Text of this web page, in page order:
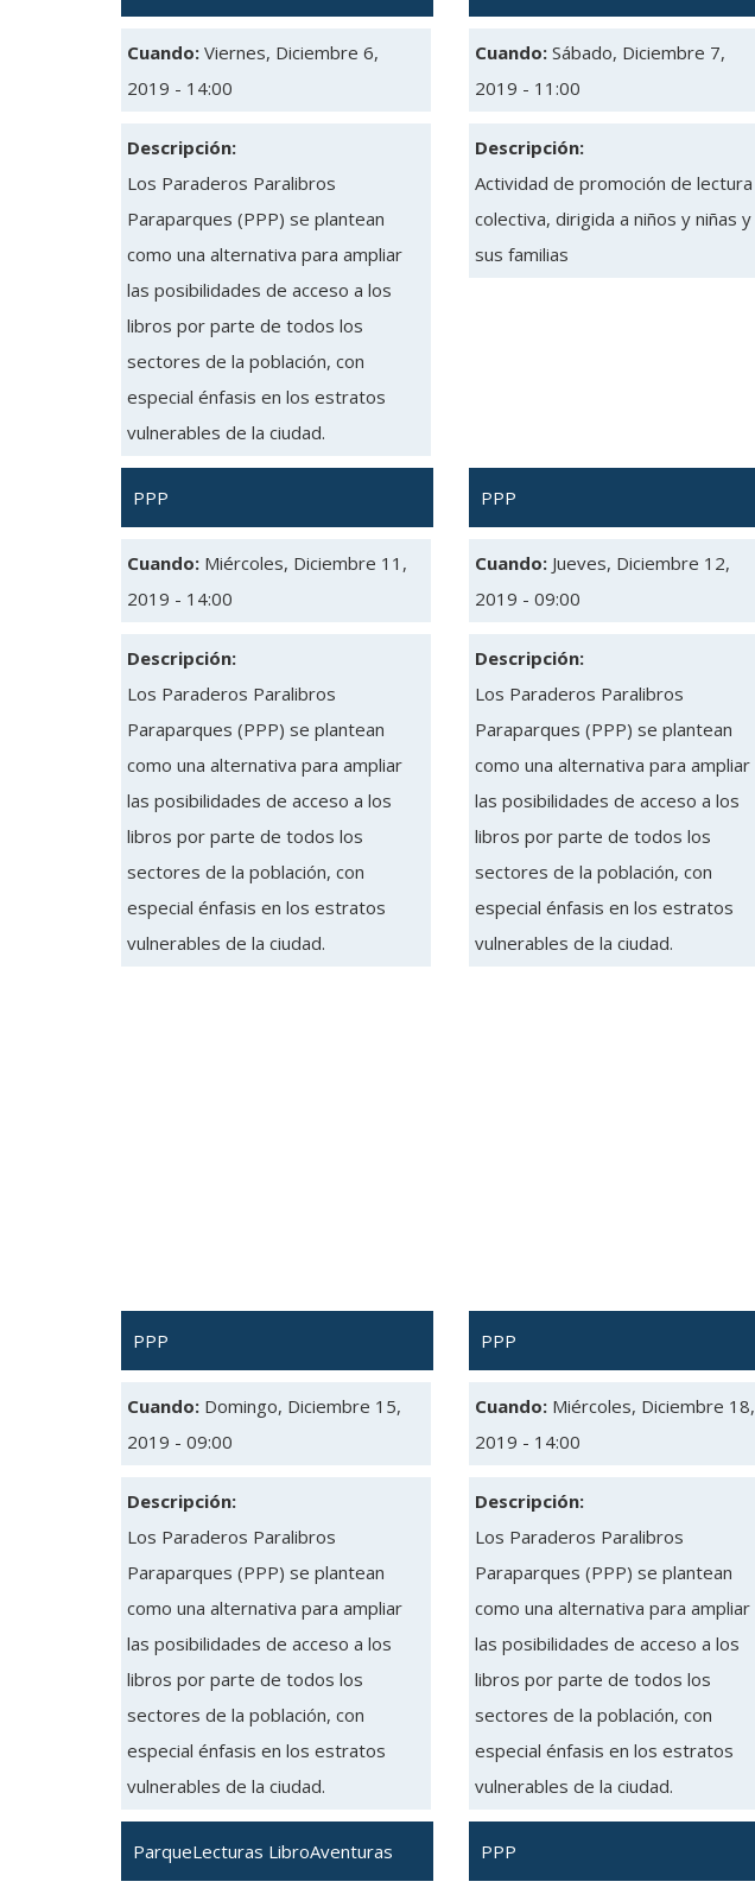
Cuando: Viernes, Diciembre 6,
2019 - 14:00
Descripción:
Los Paraderos Paralibros
Paraparques (PPP) se plantean
como una alternativa para ampliar
las posibilidades de acceso a los
libros por parte de todos los
sectores de la población, con
especial énfasis en los estratos
vulnerables de la ciudad.
Cuando: Sábado, Diciembre 7,
2019 - 11:00
Descripción:
Actividad de promoción de lectura
colectiva, dirigida a niños y niñas y
sus familias
PPP
Cuando: Miércoles, Diciembre 11,
2019 - 14:00
Descripción:
Los Paraderos Paralibros
Paraparques (PPP) se plantean
como una alternativa para ampliar
las posibilidades de acceso a los
libros por parte de todos los
sectores de la población, con
especial énfasis en los estratos
vulnerables de la ciudad.
PPP
Cuando: Jueves, Diciembre 12,
2019 - 09:00
Descripción:
Los Paraderos Paralibros
Paraparques (PPP) se plantean
como una alternativa para ampliar
las posibilidades de acceso a los
libros por parte de todos los
sectores de la población, con
especial énfasis en los estratos
vulnerables de la ciudad.
PPP
Cuando: Domingo, Diciembre 15,
2019 - 09:00
Descripción:
Los Paraderos Paralibros
Paraparques (PPP) se plantean
como una alternativa para ampliar
las posibilidades de acceso a los
libros por parte de todos los
sectores de la población, con
especial énfasis en los estratos
vulnerables de la ciudad.
PPP
Cuando: Miércoles, Diciembre 18,
2019 - 14:00
Descripción:
Los Paraderos Paralibros
Paraparques (PPP) se plantean
como una alternativa para ampliar
las posibilidades de acceso a los
libros por parte de todos los
sectores de la población, con
especial énfasis en los estratos
vulnerables de la ciudad.
ParqueLecturas LibroAventuras PPP